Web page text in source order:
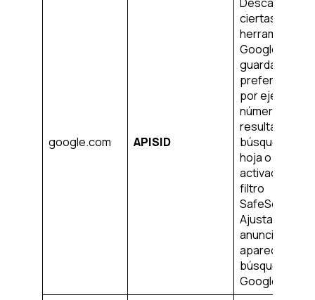
google.com APISID
ciertas
herramientas
Google y
guardar
preferencias,
por ejemplo,
número de
resultados de
búsqueda por
hoja o la
activación del
filtro
SafeSearch.
Ajusta los
anuncios que
aparecen en
búsqueda de
Google.